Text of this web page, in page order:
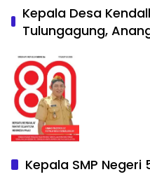
Kepala Desa
Tulungagung,
Kepala SMP